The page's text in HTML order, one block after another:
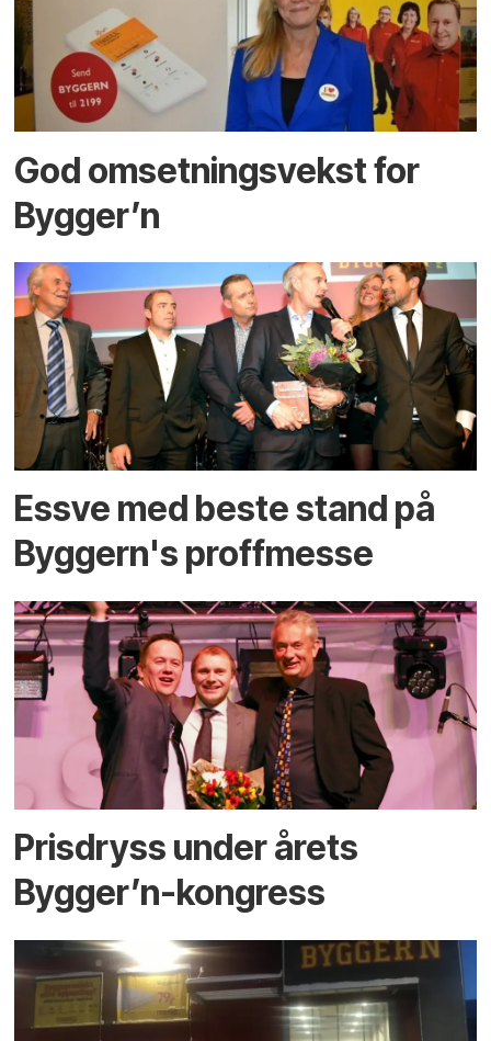
God omsetningsvekst for
Bygger’n
Essve med beste stand på
Byggern's proffmesse
Prisdryss under årets
Bygger’n-kongress